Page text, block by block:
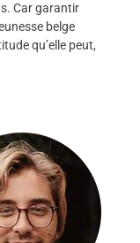
Car garantir
belge
qu’elle peut,